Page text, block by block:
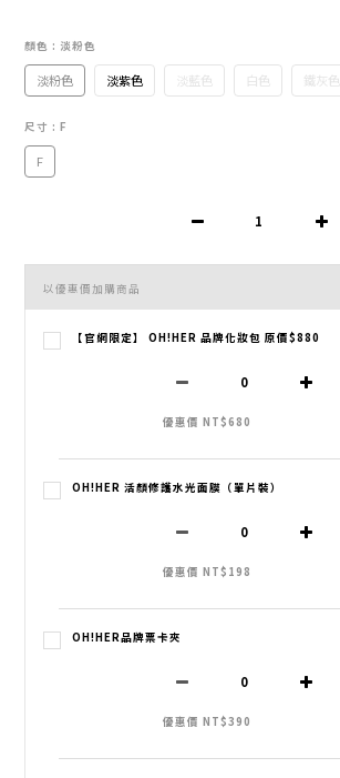
顏色 : 淡粉色
淡粉色 淡紫色 淡藍色 白色 鐵灰色
尺寸 : F
F
以優惠價加購商品
【官網限定】 OH!HER 品牌化妝包 原價$880
優惠價 NT$680
OH!HER 活顏修護水光面膜（單片裝）
優惠價 NT$198
OH!HER品牌票卡夾
優惠價 NT$390